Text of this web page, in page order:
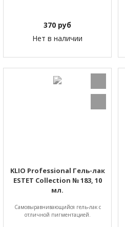
370 руб
Нет в наличии
KLIO Professional Гель-лак
ESTET Collection № 183, 10
мл.
Самовыравнивающийся гель-лак с
отличной пигментацией.